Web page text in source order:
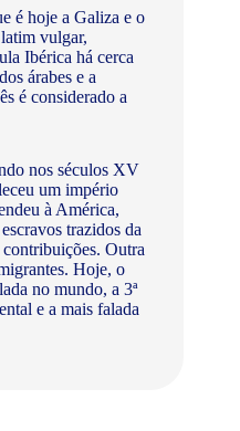
é hoje a Galiza e o
vulgar,
Ibérica há cerca
árabes e a
é considerado a
nos séculos XV
um império
à América,
trazidos da
Outra
Hoje, o
no mundo, a 3ª
e a mais falada